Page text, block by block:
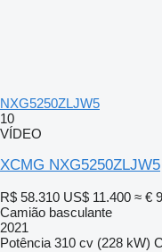
NXG5250ZLJW5
10
VÍDEO
XCMG NXG5250ZLJW5
R$ 58.310 US$ 11.400 ≈ €
Camião basculante
2021
Potência 310 cv (228 kW)